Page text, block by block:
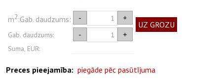
m2:Gab. daudzums: - +
Gab. daudzums: - +
Suma, EUR:
UZ GROZU
Preces pieejamība: piegāde pēc pasūtījuma